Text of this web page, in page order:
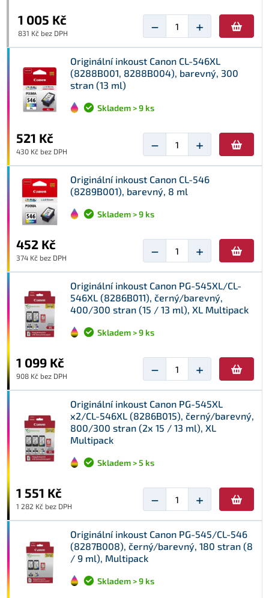
1 005 Kč
831 Kč bez DPH − +
Originální inkoust Canon CL-546XL
(8288B001, 8288B004), barevný, 300
stran (13 ml)
Skladem > 9 ks
521 Kč
430 Kč bez DPH − +
Originální inkoust Canon CL-546
(8289B001), barevný, 8 ml
Skladem > 9 ks
452 Kč
374 Kč bez DPH − +
Originální inkoust Canon PG-545XL/CL-
546XL (8286B011), černý/barevný,
400/300 stran (15 / 13 ml), XL Multipack
Skladem > 9 ks
1 099 Kč
908 Kč bez DPH − +
Originální inkoust Canon PG-545XL
x2/CL-546XL (8286B015), černý/barevný,
800/300 stran (2x 15 / 13 ml), XL
Multipack
Skladem > 5 ks
1 551 Kč
1 282 Kč bez DPH − +
Originální inkoust Canon PG-545/CL-546
(8287B008), černý/barevný, 180 stran (8
/ 9 ml), Multipack
Skladem > 9 ks